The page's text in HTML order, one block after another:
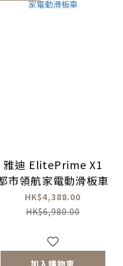
雅迪 ElitePrime X1
市領航家電動滑板車
HK$4,388.00
HK$6,980.00